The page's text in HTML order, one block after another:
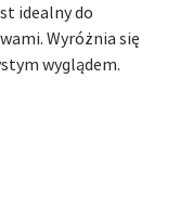
idealny do
Wyróżnia się
wyglądem.